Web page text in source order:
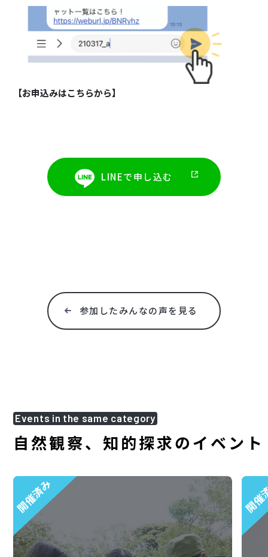
【お申込みはこちらから】
LINEで申し込む
参加したみんなの声を見る
Events in the same category
自然観察、知的探求のイベント
開催済み 開